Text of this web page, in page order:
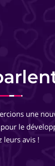
une
le
leurs avis !
réactive. De
! Ils pensent
!